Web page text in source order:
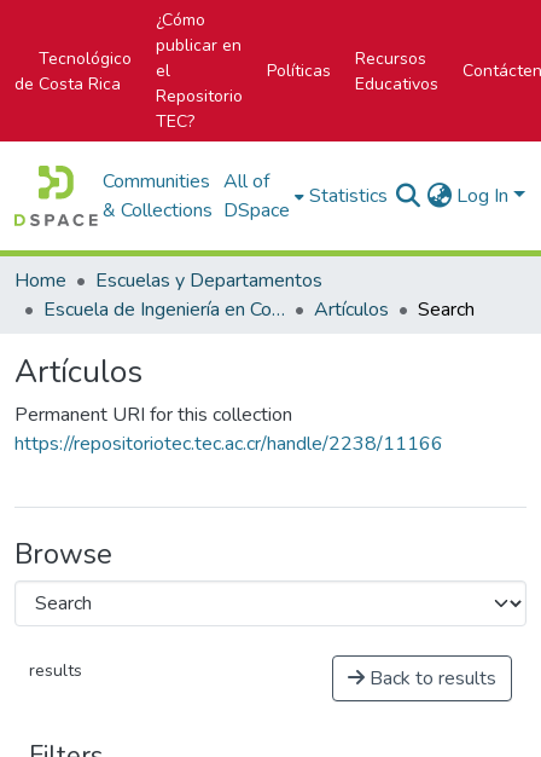
Tecnológico
de Costa Rica
¿Cómo
publicar en
el
Repositorio
TEC?
Políticas
Recursos
Educativos
Communities
& Collections
All of
DSpace
Statistics Log In
Home
Escuelas y Departamentos
Escuela de Ingeniería en Computación
Artículos Search
Artículos
Permanent URI for this collection
https://repositoriotec.tec.ac.cr/handle/2238/11166
Browse
results Back to results